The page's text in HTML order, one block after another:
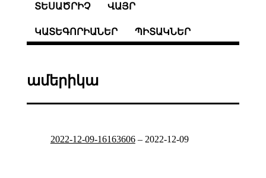
ՏԵՍԱԾՐԻՉ ՎԱՅՐ
ԿԱՏԵԳՈՐԻԱՆԵՐ ՊԻՏԱԿՆԵՐ
ամերիկա
2022-12-09-16163606– 2022-12-09